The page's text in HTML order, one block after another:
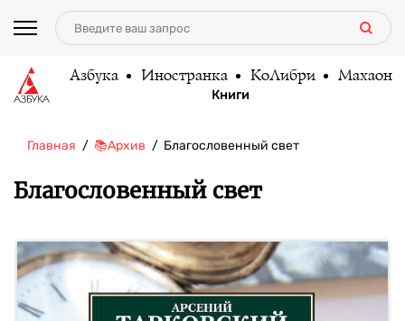
Азбука Иностранка КоЛибри Махаон
Книги
Главная 📚Архив Благословенный свет
Благословенный свет